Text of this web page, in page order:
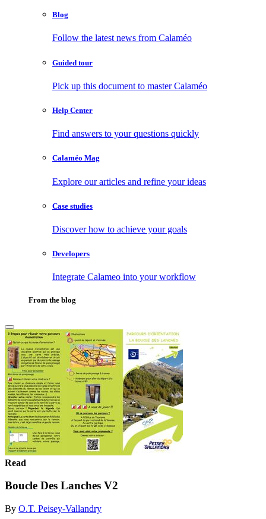
Blog
Follow the latest news from Calaméo
Guided tour
Pick up this document to master Calaméo
Help Center
Find answers to your questions quickly
Calaméo Mag
Explore our articles and refine your ideas
Case studies
Discover how to achieve your goals
Developers
Integrate Calameo into your workflow
From the blog
Read
Boucle Des Lanches V2
By O.T. Peisey-Vallandry